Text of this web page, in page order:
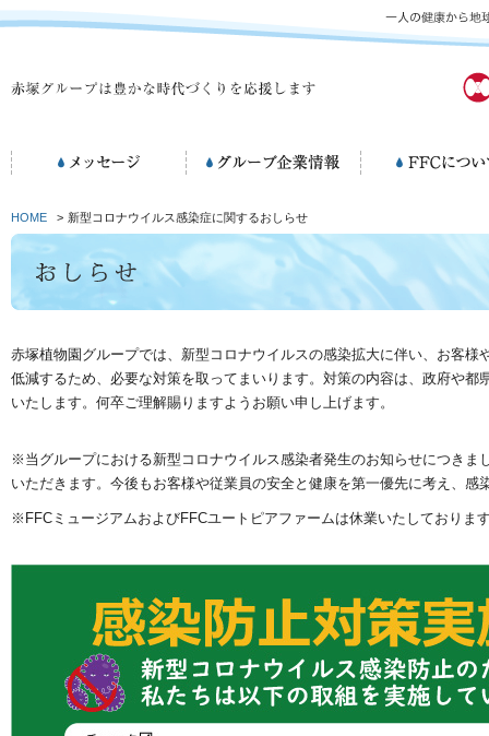
HOME > 新型コロナウイルス感染症に関するおしらせ
赤塚植物園グループでは、新型コロナウイルスの感染拡大に伴い、お客様
低減するため、必要な対策を取ってまいります。対策の内容は、政府や都
いたします。何卒ご理解賜りますようお願い申し上げます。
※当グループにおける新型コロナウイルス感染者発生のお知らせにつきま
いただきます。今後もお客様や従業員の安全と健康を第一優先に考え、感
※FFCミュージアムおよびFFCユートピアファームは休業いたしておりま